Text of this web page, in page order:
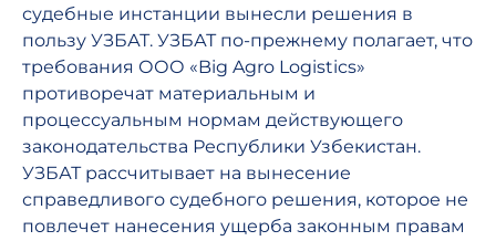
судебные инстанции вынесли решения в
пользу УЗБАТ. УЗБАТ по-прежнему полагает, что
требования ООО «Big Agro Logistics»
противоречат материальным и
процессуальным нормам действующего
законодательства Республики Узбекистан.
УЗБАТ рассчитывает на вынесение
справедливого судебного решения, которое не
повлечет нанесения ущерба законным правам